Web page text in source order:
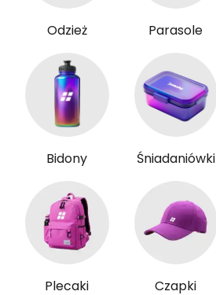
Odzież Parasole
Bidony Śniadaniówki
Plecaki Czapki